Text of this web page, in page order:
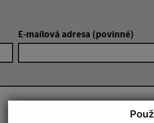
E-mailová adresa (povinné)